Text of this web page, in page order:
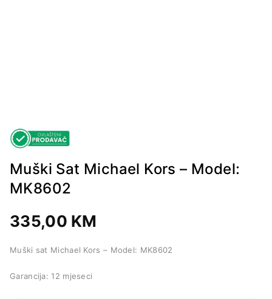
Muški Sat Michael Kors – Model:
MK8602
335,00 KM
Muški sat Michael Kors – Model: MK8602
Garancija: 12 mjeseci